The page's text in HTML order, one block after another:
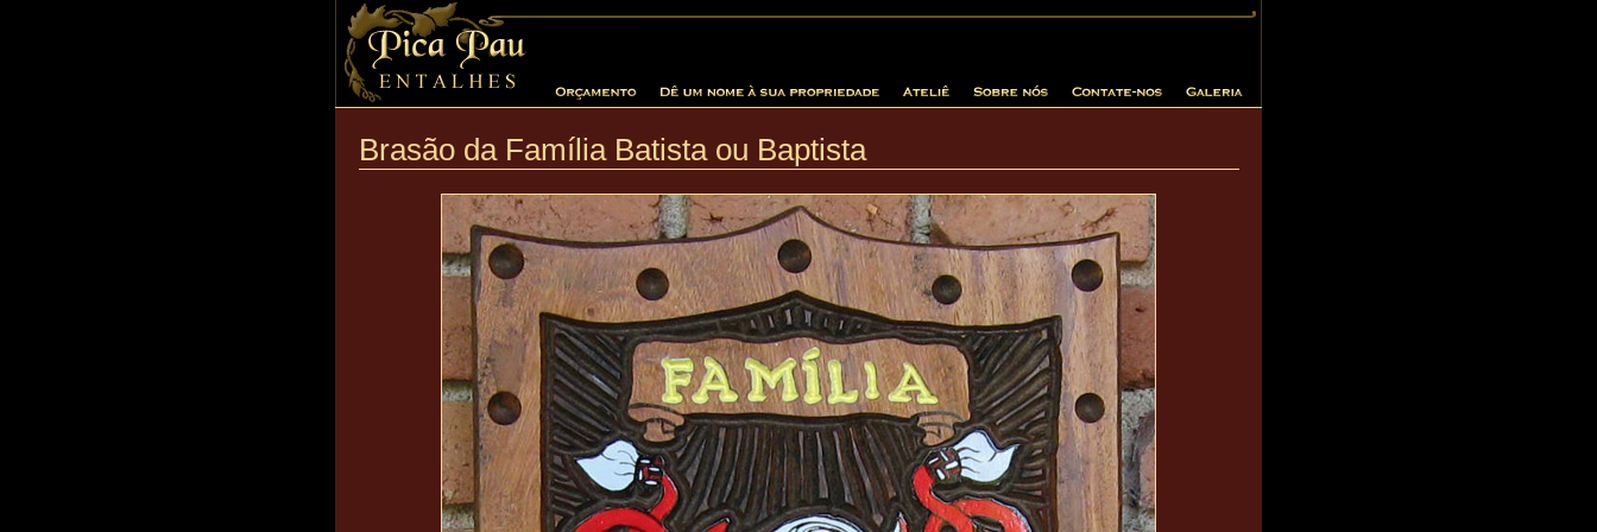
Brasão da Família Batista ou Baptista